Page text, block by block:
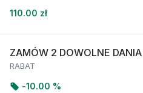
110.00 zł
ZAMÓW 2 DOWOLNE DANIA
RABAT
-10.00 %